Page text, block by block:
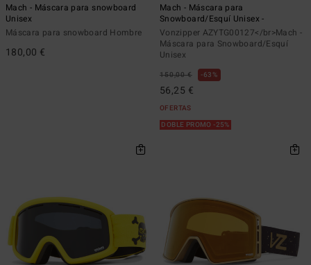
Mach - Máscara para snowboard
Unisex
Máscara para snowboard Hombre
180,00 €
Mach - Máscara para
Snowboard/Esquí Unisex -
Vonzipper AZYTG00127</br>Mach -
Máscara para Snowboard/Esquí
Unisex
150,00 € 63%
56,25 €
OFERTAS
DOBLE PROMO -25%